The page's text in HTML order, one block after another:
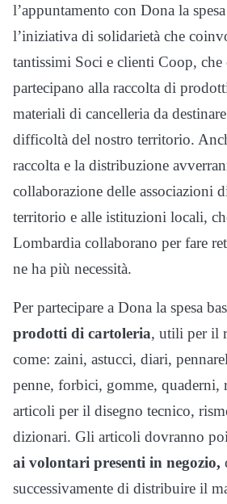
l’appuntamento con Dona la
l’iniziativa di solidarietà che
tantissimi Soci e clienti Coop, che
partecipano alla raccolta di
materiali di cancelleria da
difficoltà del nostro territorio.
raccolta e la distribuzione
collaborazione delle associazioni
territorio e alle istituzioni locali,
Lombardia collaborano per fare
ne ha più necessità.
Per partecipare a Dona la spesa
prodotti di cartoleria, utili per il
come: zaini, astucci, diari,
penne, forbici, gomme, quaderni,
articoli per il disegno tecnico,
dizionari. Gli articoli dovranno poi
ai volontari presenti in negozio,
successivamente di distribuire il